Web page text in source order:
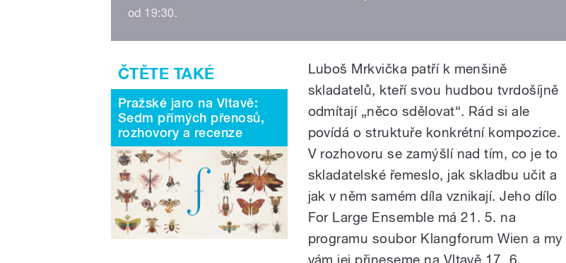
od 19:30.
Pražské jaro na Vltavě:
Sedm přímých přenosů,
rozhovory a recenze
Luboš Mrkvička patří k menšině
skladatelů, kteří svou hudbou tvrdošíjně
odmítají „něco sdělovat“. Rád si ale
povídá o struktuře konkrétní kompozice.
V rozhovoru se zamýšlí nad tím, co je to
skladatelské řemeslo, jak skladbu učit a
jak v něm samém díla vznikají. Jeho dílo
For Large Ensemble má 21. 5. na
programu soubor Klangforum Wien a my
vám jej přineseme na Vltavě 17. 6.